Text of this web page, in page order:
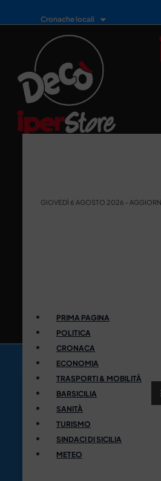
Cronache locali
GIOVEDÌ 6 AGOSTO 2026 -
PRIMA PAGINA
POLITICA
CRONACA
ECONOMIA
TRASPORTI & MOBILITÀ
BARSICILIA
SANITÀ
TURISMO
SINDACI DI SICILIA
METEO